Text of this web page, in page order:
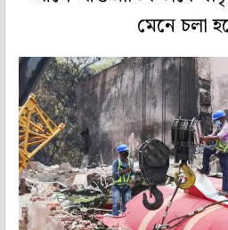
মেনে চলা